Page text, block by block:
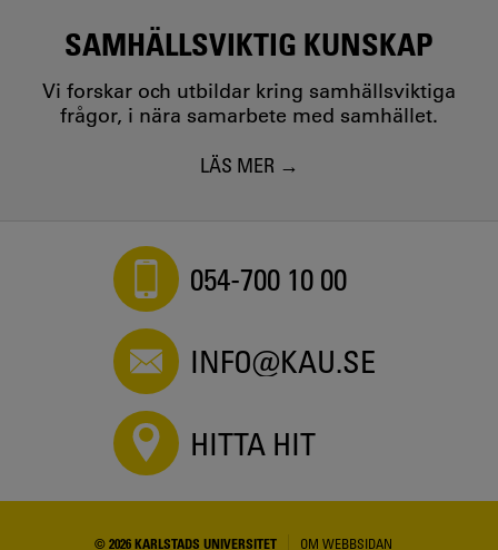
SAMHÄLLSVIKTIG KUNSKAP
Vi forskar och utbildar kring samhällsviktiga
frågor, i nära samarbete med samhället.
LÄS MER
054-700 10 00
INFO@KAU.SE
HITTA HIT
© 2026 KARLSTADS UNIVERSITET OM WEBBSIDAN